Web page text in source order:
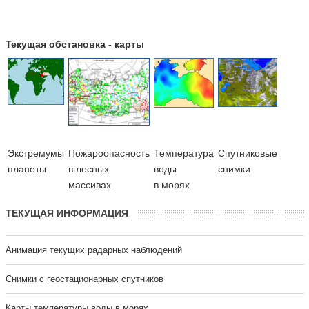
Текущая обстановка - карты
Экстремумы
планеты
Пожароопасность
в лесных
массивах
Температура
воды
в морях
Cпутниковые
снимки
ТЕКУЩАЯ ИНФОРМАЦИЯ
Анимация текущих радарных наблюдений
Cнимки с геостационарных спутников